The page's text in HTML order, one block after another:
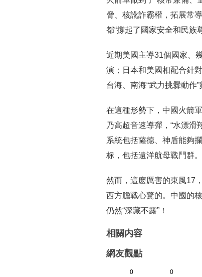
脅、核訛詐霸權，拓展常
都“撐起了國家安全和民族
近期美國主導31個國家、
演；日本和美國相配合針
台海、南海“武力挑釁動作
在這種形勢下，中國火箭
乃高超音速導彈，“水漂
系統包括薩德、神盾能夠
标，包括遠洋航母戰鬥群。
然而，這麽厲害的東風17
西方膽戰心驚的。中國的
仍然“深藏不露”！
相關内容
網友觀點
0 0